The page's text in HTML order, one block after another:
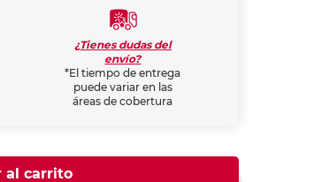
¿Tienes dudas del
envío?
*El tiempo de entrega
puede variar en las
áreas de cobertura
al carrito